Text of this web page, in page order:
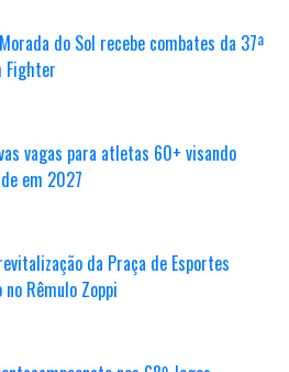
do Sol recebe combates da 37ª
Fighter
vagas para atletas 60+ visando
em 2027
da Praça de Esportes
Rêmulo Zoppi